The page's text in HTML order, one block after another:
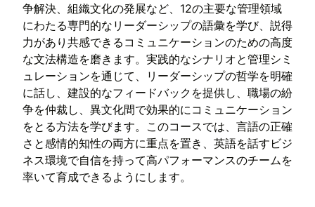
争解決、組織文化の発展など、12の主要な管理領域
にわたる専門的なリーダーシップの語彙を学び、説得
力があり共感できるコミュニケーションのための高度
な文法構造を磨きます。実践的なシナリオと管理シミ
ュレーションを通じて、リーダーシップの哲学を明確
に話し、建設的なフィードバックを提供し、職場の紛
争を仲裁し、異文化間で効果的にコミュニケーション
をとる方法を学びます。このコースでは、言語の正確
さと感情的知性の両方に重点を置き、英語を話すビジ
ネス環境で自信を持って高パフォーマンスのチームを
率いて育成できるようにします。